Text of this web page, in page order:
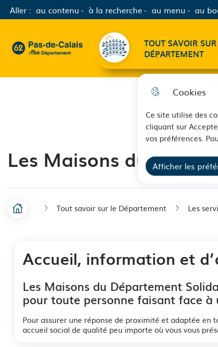
Cookies
Ce site utilise des
cliquant sur
vos préférences.
Afficher les
Aller : au contenu à la recherche au menu au
62 - Pas-de-Calais Mon Département - Retour à l'accueil
Menu principal
TOUT SAVOIR
DÉPARTEMENT
Les Maisons du
FAccueil Tout savoir sur le Département Les
Accueil, information et
Les Maisons du Département
pour toute personne faisant face
Pour assurer une réponse de proximité et adaptée
accueil social de qualité peu importe où vous vous